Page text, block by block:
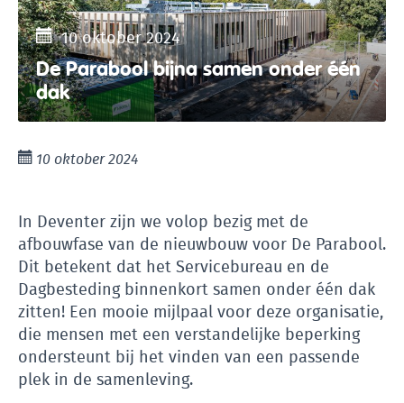
10 oktober 2024
De Parabool bijna samen onder één
dak
10 oktober 2024
In Deventer zijn we volop bezig met de
afbouwfase van de nieuwbouw voor De Parabool.
Dit betekent dat het Servicebureau en de
Dagbesteding binnenkort samen onder één dak
zitten! Een mooie mijlpaal voor deze organisatie,
die mensen met een verstandelijke beperking
ondersteunt bij het vinden van een passende
plek in de samenleving.